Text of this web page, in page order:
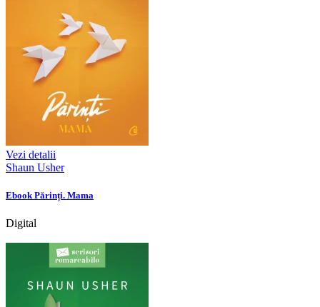
Vezi detalii
Shaun Usher
Ebook Părinți. Mama
Digital